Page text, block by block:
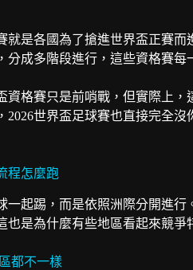
就是各國為了搶進世界盃正賽
分成多階段進行，這些資格賽每
資格賽只是前哨戰，但實際上
2026世界盃足球賽也直接完全
程怎麼跑
一起踢，而是依照洲際分開進
也是為什麼有些地區看起來競爭
都不一樣